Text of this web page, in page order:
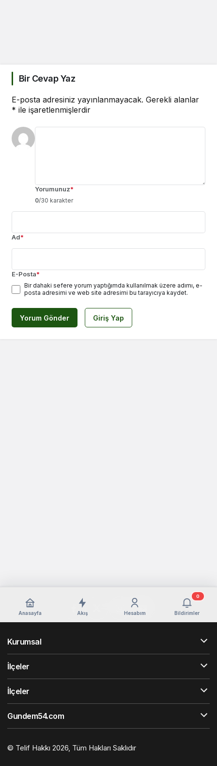
Bir Cevap Yaz
E-posta adresiniz yayınlanmayacak. Gerekli alanlar
* ile işaretlenmişlerdir
Yorumunuz*
0/30 karakter
Ad*
E-Posta*
Bir dahaki sefere yorum yaptığımda kullanılmak üzere adımı, e-
posta adresimi ve web site adresimi bu tarayıcıya kaydet.
Yorum Gönder Giriş Yap
Anasayfa Akış Hesabım Bildirimler
0
Kurumsal
İlçeler
İlçeler
Gundem54.com
© Telif Hakkı 2026, Tüm Hakları Saklıdır